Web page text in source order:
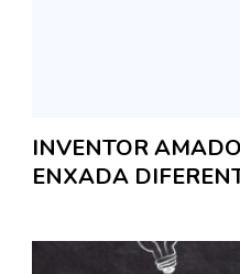
INVENTOR
ENXADA